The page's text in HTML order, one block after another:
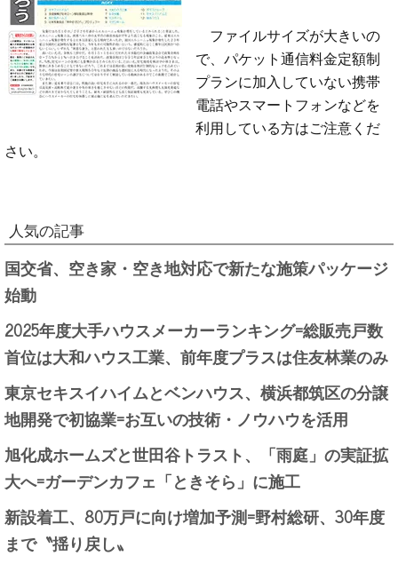
ファイルサイズが大きいの
で、パケット通信料金定額制
プランに加入していない携帯
電話やスマートフォンなどを
利用している方はご注意くだ
さい。
人気の記事
国交省、空き家・空き地対応で新たな施策パッケージ
始動
2025年度大手ハウスメーカーランキング=総販売戸数
首位は大和ハウス工業、前年度プラスは住友林業のみ
東京セキスイハイムとベンハウス、横浜都筑区の分譲
地開発で初協業=お互いの技術・ノウハウを活用
旭化成ホームズと世田谷トラスト、「雨庭」の実証拡
大へ=ガーデンカフェ「ときそら」に施工
新設着工、80万戸に向け増加予測=野村総研、30年度
まで〝揺り戻し〟